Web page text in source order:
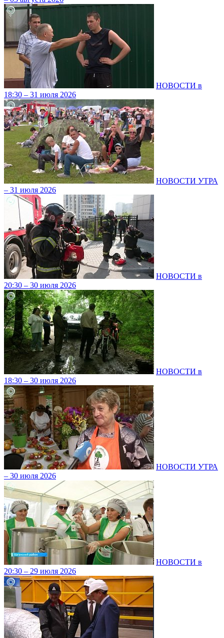
НОВОСТИ в
18:30 – 31 июля 2026
НОВОСТИ УТРА
– 31 июля 2026
НОВОСТИ в
20:30 – 30 июля 2026
НОВОСТИ в
18:30 – 30 июля 2026
НОВОСТИ УТРА
– 30 июля 2026
НОВОСТИ в
20:30 – 29 июля 2026